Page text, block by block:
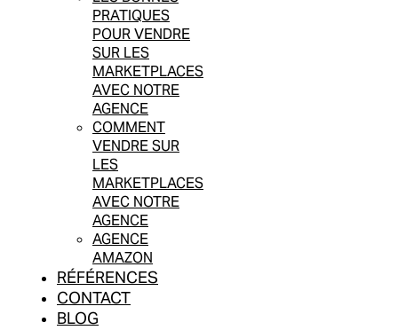
PRATIQUES
POUR VENDRE
SUR LES
MARKETPLACES
AVEC NOTRE
AGENCE
COMMENT
VENDRE SUR
LES
MARKETPLACES
AVEC NOTRE
AGENCE
AGENCE
AMAZON
RÉFÉRENCES
CONTACT
BLOG